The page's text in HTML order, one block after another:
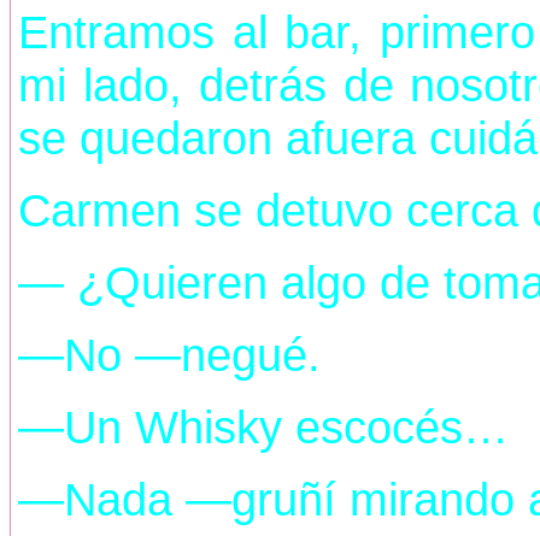
Entramos al bar,
mi lado, detrás de
se quedaron afuera
Carmen se detuvo cerca
— ¿Quieren algo de
—No —negué.
—Un Whisky escocés…
—Nada —gruñí mirando